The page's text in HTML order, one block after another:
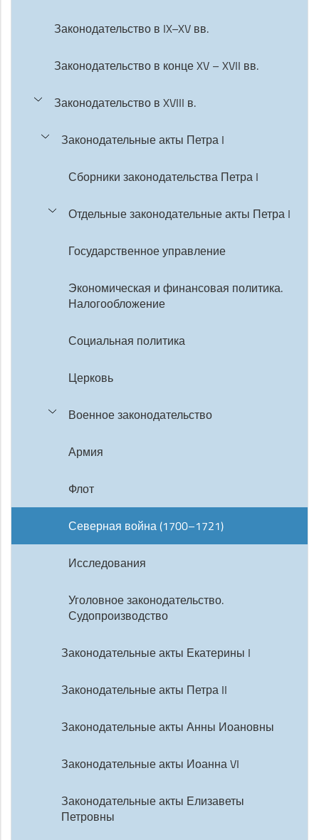
Законодательство в IX–XV вв.
Законодательство в конце XV – XVII вв.
Законодательство в XVIII в.
Законодательные акты Петра I
Сборники законодательства Петра I
Отдельные законодательные акты Петра I
Государственное управление
Экономическая и финансовая политика.
Налогообложение
Социальная политика
Церковь
Военное законодательство
Армия
Флот
Северная война (1700–1721)
Исследования
Уголовное законодательство.
Судопроизводство
Законодательные акты Екатерины I
Законодательные акты Петра II
Законодательные акты Анны Иоановны
Законодательные акты Иоанна VI
Законодательные акты Елизаветы
Петровны